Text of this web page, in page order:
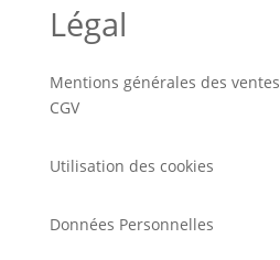
Légal
Mentions générales des ventes
CGV
Utilisation des cookies
Données Personnelles